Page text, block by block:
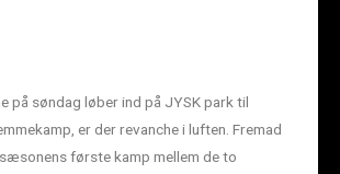
på søndag løber ind på JYSK park til
er der revanche i luften. Fremad
første kamp mellem de to